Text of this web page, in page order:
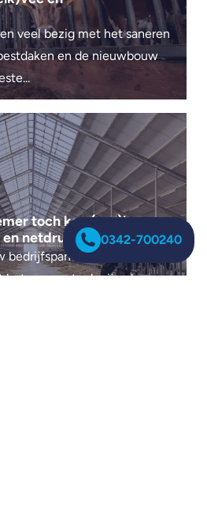
veel bezig met het saneren
en de nieuwbouw
toch kan (ver)bouwen
netdrukte
bedrijfspand laten bouwen?
het momenteel vrijwel
0342-700240